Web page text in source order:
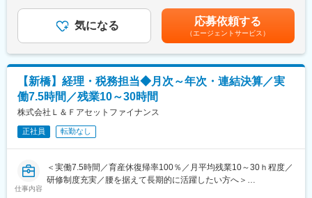
繁忙期月40時間程度／平時月20時間程度 ※法定外労働時間
週1日のノー残業デーは定時退社を徹底。メリハリをつけて働けま
す！
■配属先について
経理部15名※派遣社員3名含む（うち男性7名／女性8名、30代メイ
ン）
■将来のキャリアパス
■全国保証について
す。
・周辺領域企業のM&A案件探索、デューデリジェンス補佐、協業
これまでは東証グロース／スタンダード上場企業や地銀系保証会
社などを対象に、投資・子会社化を実施してきました。
今後も同様の規模で同業並びに周辺業務を行う企業へのＭ＆Ａ、
投資を行っていく方針です。
社内外の関係者との調整や折衝も不可欠で、銀行・証券・VCとの
コミュニケーション力が求められます。
単なる投資判断に留まらず、出資先との新規ビジネス創出にも関
与できるため、論理的思考力と粘り強さが活かせます。
経営企画未経験でも、前向きな姿勢と協調性があれば挑戦可能で
す。
年2回（7月・12月）※前年度賞与実績6.8か月賃金はあくまでも目
安の金額であり、選考を通じて上下する可能性があります。月給
(月額)は固定手当を含めた表記です。
気になる 応募依頼する
（エージェントサービス）
【新橋】経理・税務担当◆月次～年次・連結決算／実
働7.5時間／残業10～30時間
株式会社Ｌ＆Ｆアセットファイナンス
正社員 転勤なし
仕事内容
＜実働7.5時間／育産休復帰率100％／月平均残業10～30ｈ程度／
研修制度充実／腰を据えて長期的に活躍したい方へ＞